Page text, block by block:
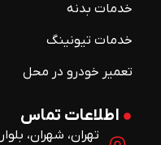
خدمات بدنه
خدمات تیونینگ
تعمیر خودرو در محل
اطلاعات تماس
تهران، شهران،